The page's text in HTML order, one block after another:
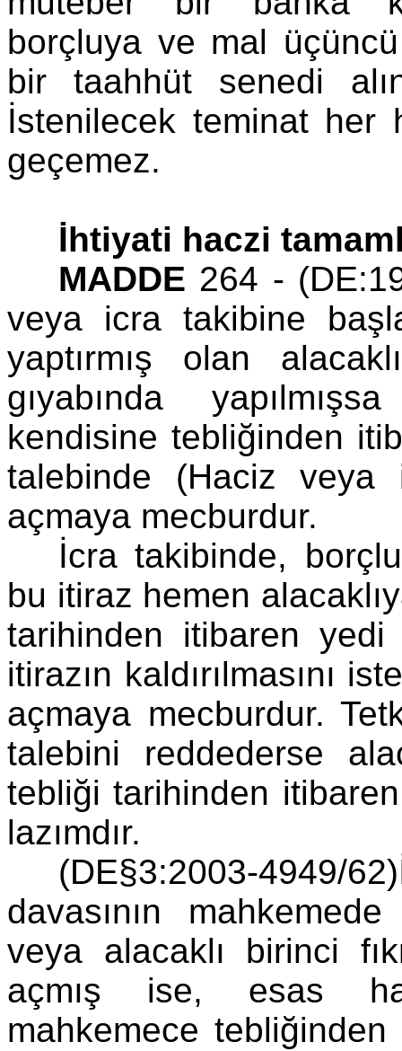
borçluya ve mal
bir taahhüt senedi
İstenilecek teminat her
geçemez.
İhtiyati haczi
MADDE 264 -
veya icra takibine
yaptırmış olan
gıyabında
kendisine tebliğinden
talebinde (Haciz veya
açmaya mecburdur.
İcra takibinde,
bu itiraz hemen
tarihinden itibaren
itirazın kaldırılmasını
açmaya mecburdur.
talebini reddederse
tebliği tarihinden
lazımdır.
(DE§3:2003-
davasının
veya alacaklı birinci
açmış ise, esas
mahkemece